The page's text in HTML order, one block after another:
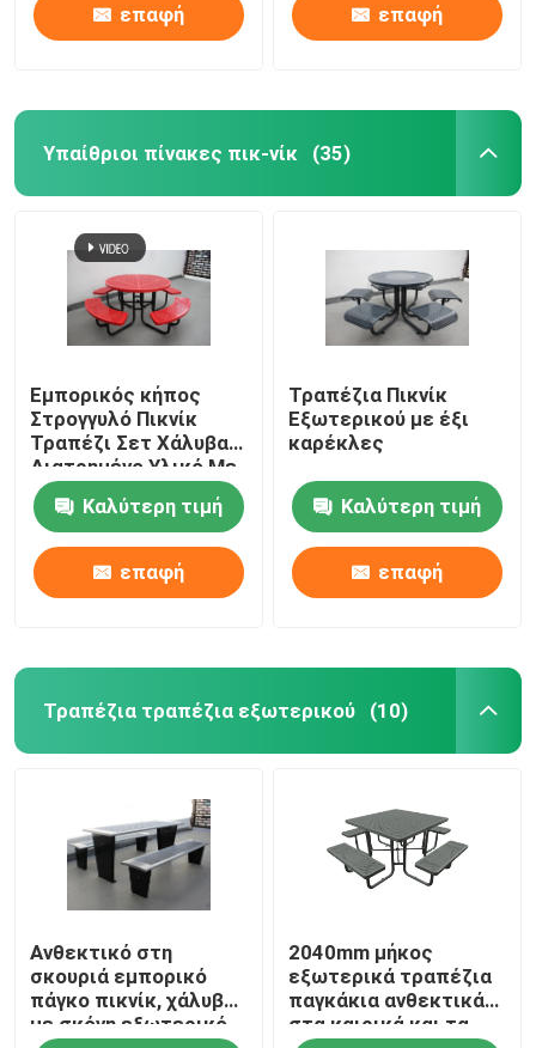
επαφή επαφή
Υπαίθριοι πίνακες πικ-νίκ (35)
Εμπορικός κήπος
Στρογγυλό Πικνίκ
Τραπέζι Σετ Χάλυβα
Διατρημένο Υλικό Με
Τέσσερα Μπάνκια
Καλύτερη τιμή
επαφή
Τραπέζια Πικνίκ
Εξωτερικού με έξι
καρέκλες
Καλύτερη τιμή
επαφή
Τραπέζια τραπέζια εξωτερικού (10)
Ανθεκτικό στη
σκουριά εμπορικό
πάγκο πικνίκ, χάλυβα
με σκόνη εξωτερικό
2040mm μήκος
εξωτερικά τραπέζια
παγκάκια ανθεκτικά
στα καιρικά και τα